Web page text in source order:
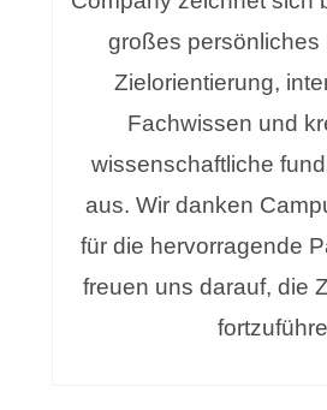
großes persönliches
Zielorientierung,
Fachwissen und
wissenschaftliche
aus. Wir danken
für die hervorragende
freuen uns darauf, die